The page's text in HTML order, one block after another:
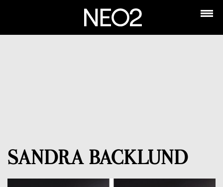
SANDRA BACKLUND